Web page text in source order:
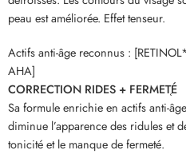
peau est améliorée. Effet tenseur.
Actifs anti-âge reconnus :
AHA]
CORRECTION RIDES + FERMET֤É
Sa formule enrichie en actifs anti-
diminue l’apparence des ridules et
tonicité et le manque de fermeté.